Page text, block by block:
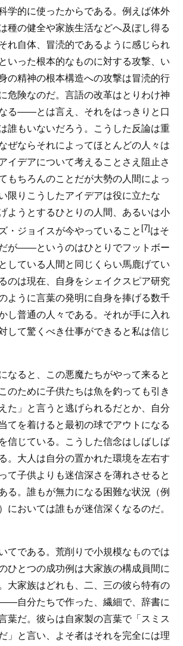
学的に使ったからである。例えば体外
種の健全や家族生活などへ及ぼし得る
れ自体、冒涜的であるように感じられ
いった根本的なものに対する攻撃、い
の精神の根本構造への攻撃は冒涜的行
危険なのだ。言語の改革はとりわけ神
る――とは言え、それをはっきりと口
誰もいないだろう。こうした反論は重
ぜならそれによってほとんどの人々は
イデアについて考えることさえ阻止さ
もちろんのことだが大勢の人間によっ
限りこうしたアイデアは役に立たな
ようとするひとりの人間、あるいは小
ジョイスが今やっていること [7]はそ
が――というのはひとりでフットボー
している人間と同じくらい馬鹿げてい
のは現在、自身をシェイクスピア研究
ように言葉の発明に自身を捧げる数千
し普通の人々である。それが手に入れ
して驚くべき仕事ができると私は信じ
なると、この悪魔たちがやって来ると
のために子供たちは魚を釣っても引き
た」と言うと逃げられるだとか、自分
てを着けると最初の球でアウトになる
信じている。こうした信念はしばしば
。大人は自分の置かれた環境を左右す
て子供よりも迷信深さを薄れさせると
る。誰もが無力になる困難な状況（例
においては誰もが迷信深くなるのだ。
てである。荒削りで小規模なものでは
ひとつの成功例は大家族の構成員間に
大家族はどれも、二、三の彼ら特有の
自分たちで作った、繊細で、辞書に
葉だ。彼らは自家製の言葉で「スミス
と言い、よそ者はそれを完全には理